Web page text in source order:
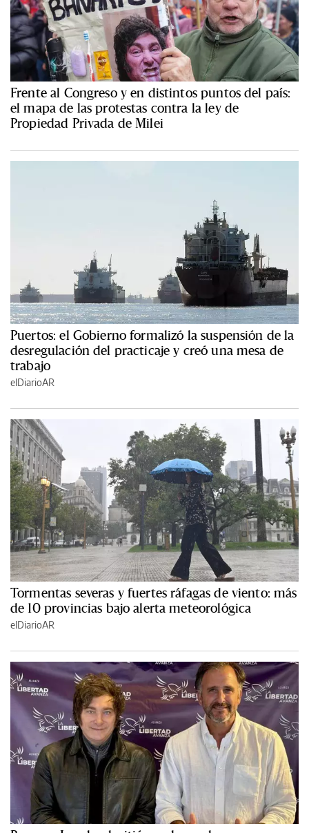
Frente al Congreso y en distintos puntos del país:
el mapa de las protestas contra la ley de
Propiedad Privada de Milei
Puertos: el Gobierno formalizó la suspensión de la
desregulación del practicaje y creó una mesa de
trabajo
elDiarioAR
Tormentas severas y fuertes ráfagas de viento: más
de 10 provincias bajo alerta meteorológica
elDiarioAR